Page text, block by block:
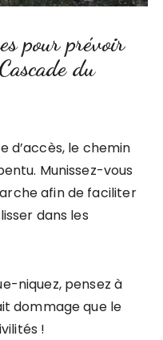
pour prévoir
du
d’accès, le chemin
Munissez-vous
afin de faciliter
dans les
niquez, pensez à
dommage que le
!